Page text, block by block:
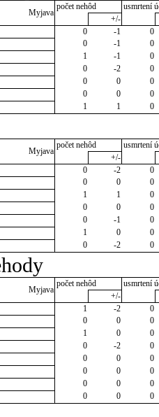
Myjava
počet nehôd
usmrtení
+/-
0 -1
0
0 -1
0
1 -1
0
0 -2
0
0 0
0
0 0
0
1 1 0
Myjava
počet nehôd
usmrtení
+/-
0 -2
0
0 0
0
1 1
0
0 0
0
0 -1
0
1 0
0
0 -2 0
Myjava
počet nehôd
usmrtení
+/-
1 -2
0
0 0
0
1 0
0
0 -2
0
0 0
0
0 0
0
0 0
0
0 0 0